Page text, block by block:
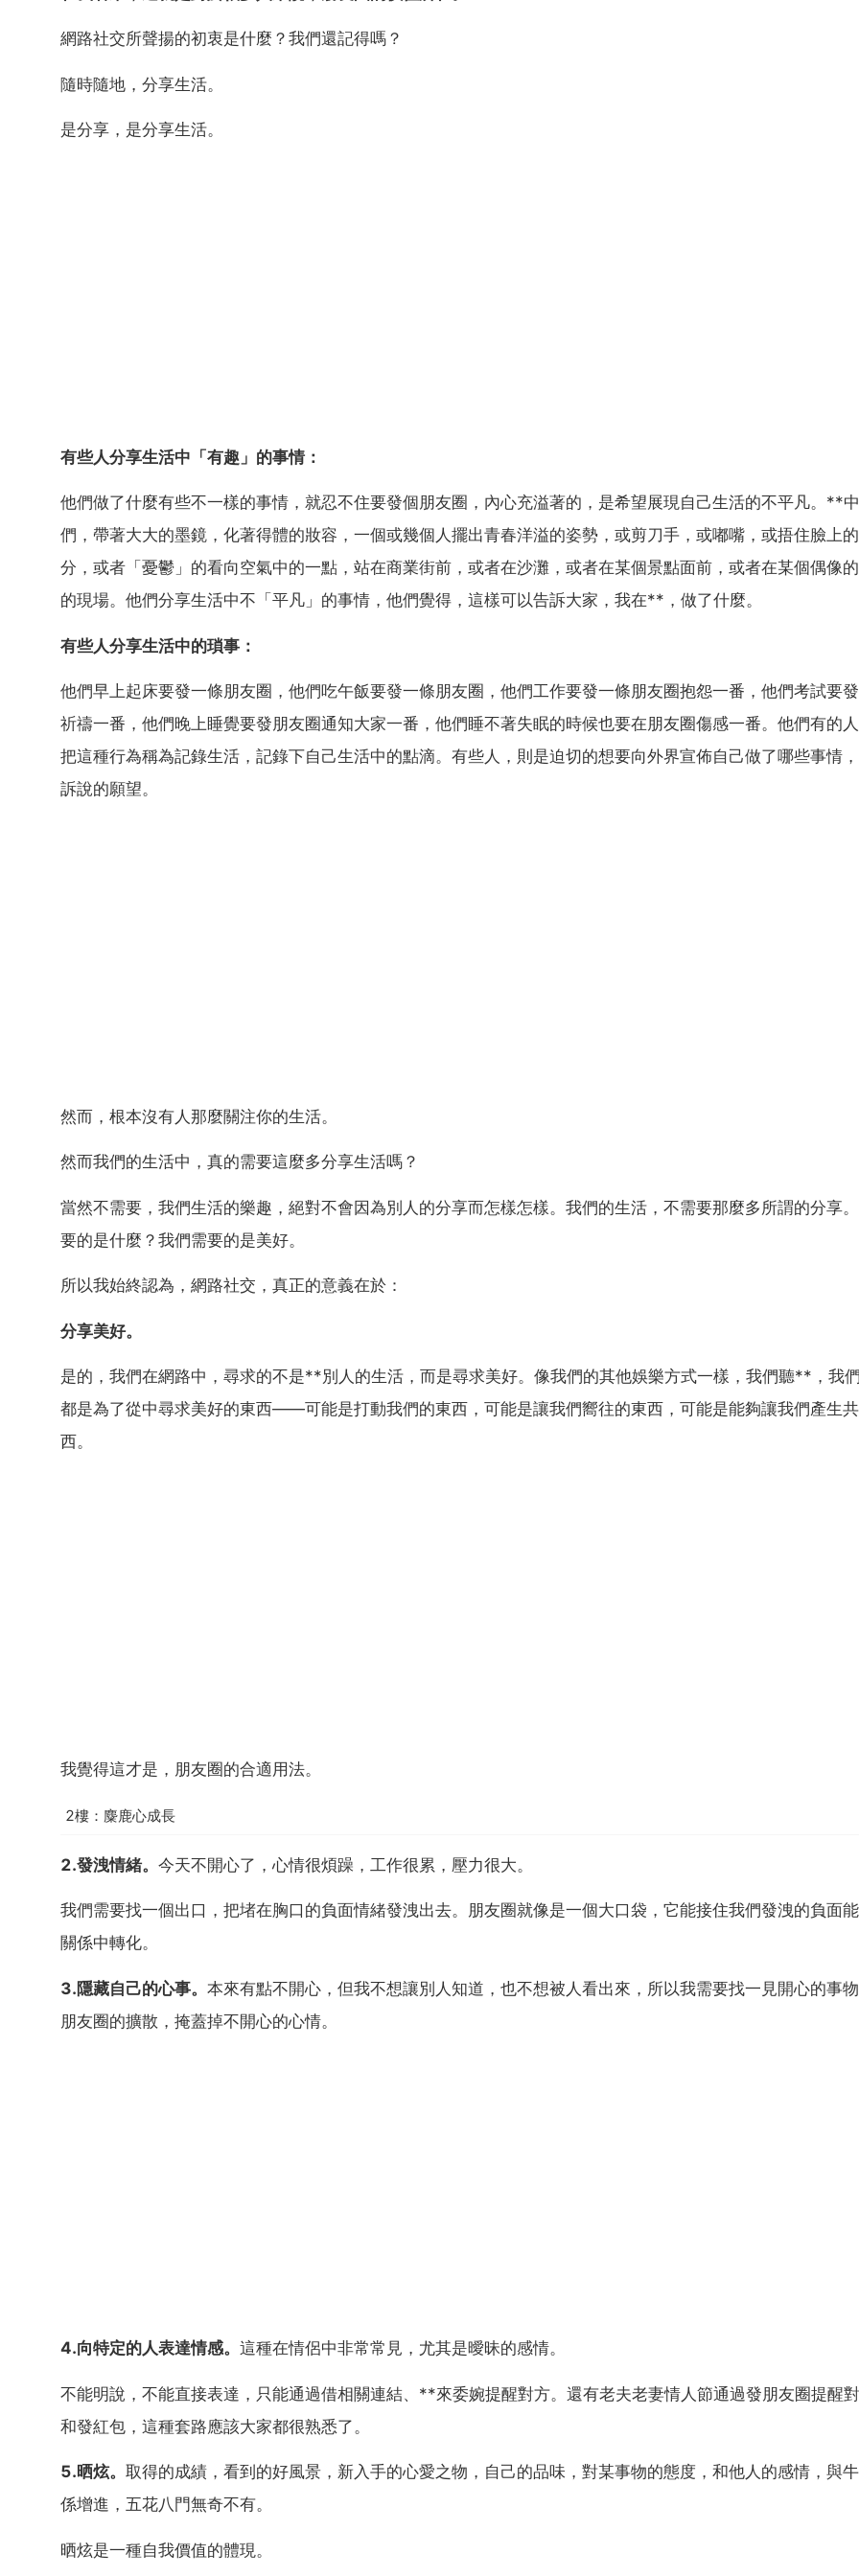
網路社交所聲揚的初衷是什麼？我們還記得嗎？
隨時隨地，分享生活。
是分享，是分享生活。
有些人分享生活中「有趣」的事情：
他們做了什麼有些不一樣的事情，就忍不住要發個朋友圈，內心充溢著的，是希望展現自己生活的不平凡。**
們，帶著大大的墨鏡，化著得體的妝容，一個或幾個人擺出青春洋溢的姿勢，或剪刀手，或嘟嘴，或捂住臉上
分，或者「憂鬱」的看向空氣中的一點，站在商業街前，或者在沙灘，或者在某個景點面前，或者在某個偶像
的現場。他們分享生活中不「平凡」的事情，他們覺得，這樣可以告訴大家，我在**，做了什麼。
有些人分享生活中的瑣事：
他們早上起床要發一條朋友圈，他們吃午飯要發一條朋友圈，他們工作要發一條朋友圈抱怨一番，他們考試要
祈禱一番，他們晚上睡覺要發朋友圈通知大家一番，他們睡不著失眠的時候也要在朋友圈傷感一番。他們有的
把這種行為稱為記錄生活，記錄下自己生活中的點滴。有些人，則是迫切的想要向外界宣佈自己做了哪些事情
訴說的願望。
然而，根本沒有人那麼關注你的生活。
然而我們的生活中，真的需要這麼多分享生活嗎？
當然不需要，我們生活的樂趣，絕對不會因為別人的分享而怎樣怎樣。我們的生活，不需要那麼多所謂的分享
要的是什麼？我們需要的是美好。
所以我始終認為，網路社交，真正的意義在於：
分享美好。
是的，我們在網路中，尋求的不是**別人的生活，而是尋求美好。像我們的其他娛樂方式一樣，我們聽**，我
都是為了從中尋求美好的東西——可能是打動我們的東西，可能是讓我們嚮往的東西，可能是能夠讓我們產生
西。
我覺得這才是，朋友圈的合適用法。
2樓：麋鹿心成長
2.發洩情緒。 今天不開心了，心情很煩躁，工作很累，壓力很大。
我們需要找一個出口，把堵在胸口的負面情緒發洩出去。朋友圈就像是一個大口袋，它能接住我們發洩的負面
關係中轉化。
3.隱藏自己的心事。 本來有點不開心，但我不想讓別人知道，也不想被人看出來，所以我需要找一見開心的事
朋友圈的擴散，掩蓋掉不開心的心情。
4.向特定的人表達情感。 這種在情侶中非常常見，尤其是曖昧的感情。
不能明說，不能直接表達，只能通過借相關連結、**來委婉提醒對方。還有老夫老妻情人節通過發朋友圈提醒
和發紅包，這種套路應該大家都很熟悉了。
5.晒炫。 取得的成績，看到的好風景，新入手的心愛之物，自己的品味，對某事物的態度，和他人的感情，與
係增進，五花八門無奇不有。
晒炫是一種自我價值的體現。